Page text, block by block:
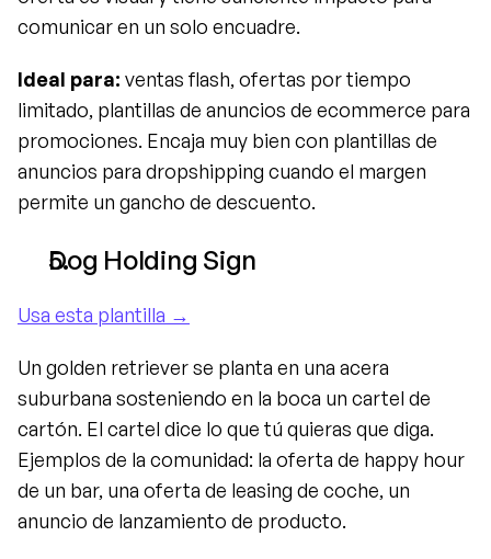
comunicar en un solo encuadre.
Ideal para: ventas flash, ofertas por tiempo
limitado, plantillas de anuncios de ecommerce para
promociones. Encaja muy bien con plantillas de
anuncios para dropshipping cuando el margen
permite un gancho de descuento.
Dog Holding Sign
Usa esta plantilla →
Un golden retriever se planta en una acera
suburbana sosteniendo en la boca un cartel de
cartón. El cartel dice lo que tú quieras que diga.
Ejemplos de la comunidad: la oferta de happy hour
de un bar, una oferta de leasing de coche, un
anuncio de lanzamiento de producto.